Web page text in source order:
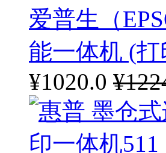
爱普生（
能一体机 (
¥1020.0